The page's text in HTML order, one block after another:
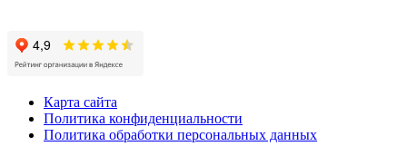
Карта сайта
Политика конфиденциальности
Политика обработки персональных данных